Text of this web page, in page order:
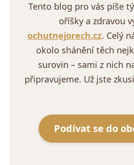
Tento blog pro vás píše
oříšky a zdravou
ochutnejorech.cz. Celý náš svět se točí
okolo shánění těch
surovin – sami z nich
připravujeme. Už jste
Podívat se do